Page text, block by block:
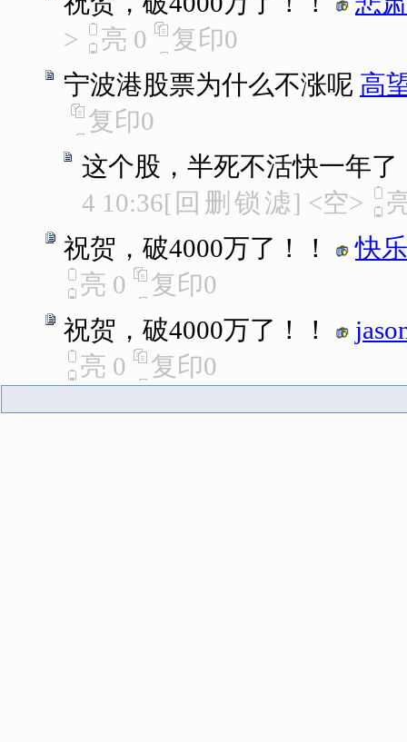
>
亮 0 复印0
宁波港股票为什么不涨呢 高
复印0
这个股，半死不活快一年
4 10:36[ 回 删 锁 滤] <空>
祝贺，破4000万了！！
快
亮 0 复印0
祝贺，破4000万了！！
亮 0 复印0